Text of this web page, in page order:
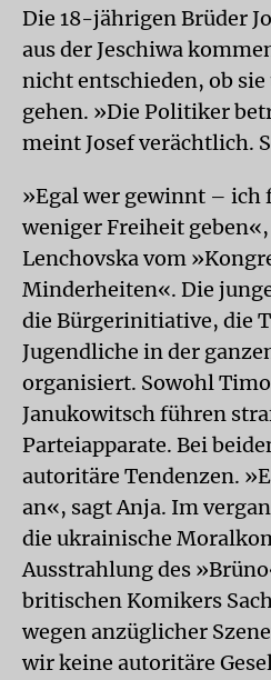
Die 18-jährigen Brüder
aus der Jeschiwa
nicht entschieden, ob
gehen. »Die Politiker
meint Josef verächtlich.
»Egal wer gewinnt – ich
weniger Freiheit
Lenchovska vom
Minderheiten«. Die
die Bürgerinitiative, die
Jugendliche in der
organisiert. Sowohl
Janukowitsch führen
Parteiapparate. Bei
autoritäre Tendenzen.
an«, sagt Anja. Im
die ukrainische
Ausstrahlung des
britischen Komikers
wegen anzüglicher
wir keine autoritäre